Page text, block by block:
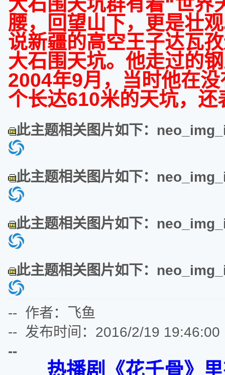
腰，回望山下，更是壮
说新疆的高空王子达瓦
大石围天坑。他走过的
2004年9月，当时他在
个长达610米的天坑，还
此主题相关图片如下：
此主题相关图片如下：
此主题相关图片如下：
此主题相关图片如下：
-- 作者：飞鱼
-- 发布时间：2016/2/19 19:46:00
--
热播剧《花千骨》